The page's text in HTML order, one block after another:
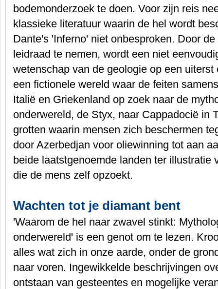
bodemonderzoek te doen. Voor zijn reis
klassieke literatuur waarin de hel wordt
Dante's 'Inferno' niet onbesproken. Door
leidraad te nemen, wordt een niet
wetenschap van de geologie op een
een fictionele wereld waar de feiten
Italië en Griekenland op zoek naar de
onderwereld, de Styx, naar Cappadocië in
grotten waarin mensen zich beschermen
door Azerbedjan voor oliewinning tot aan
beide laatstgenoemde landen ter illustratie
die de mens zelf opzoekt.
Wachten tot je diamant bent
'Waarom de hel naar zwavel stinkt:
onderwereld' is een genot om te lezen.
alles wat zich in onze aarde, onder de
naar voren. Ingewikkelde beschrijvingen
ontstaan van gesteentes en mogelijke